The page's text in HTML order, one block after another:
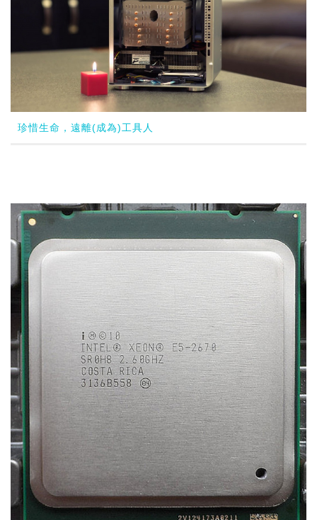
珍惜生命，遠離(成為)工具人